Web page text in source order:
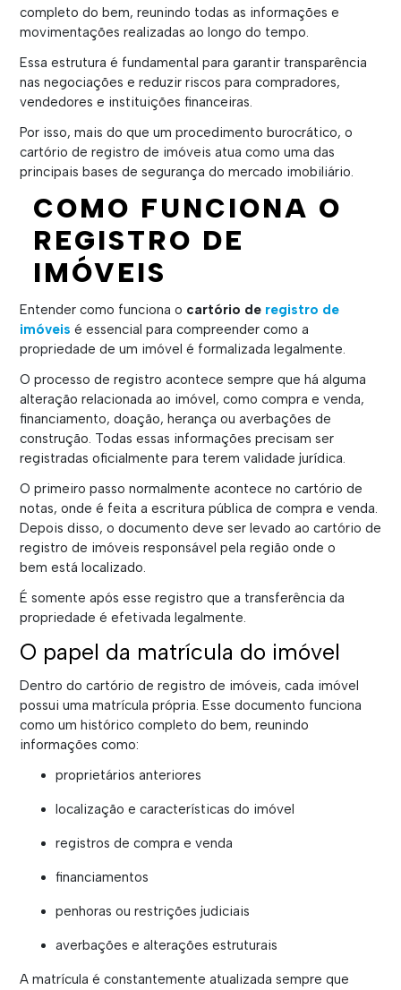
completo do bem, reunindo todas as informações e
movimentações realizadas ao longo do tempo.
Essa estrutura é fundamental para garantir transparência
nas negociações e reduzir riscos para compradores,
vendedores e instituições financeiras.
Por isso, mais do que um procedimento burocrático, o
cartório de registro de imóveis atua como uma das
principais bases de segurança do mercado imobiliário.
COMO FUNCIONA O
REGISTRO DE
IMÓVEIS
Entender como funciona o cartório de registro de
imóveis é essencial para compreender como a
propriedade de um imóvel é formalizada legalmente.
O processo de registro acontece sempre que há alguma
alteração relacionada ao imóvel, como compra e venda,
financiamento, doação, herança ou averbações de
construção. Todas essas informações precisam ser
registradas oficialmente para terem validade jurídica.
O primeiro passo normalmente acontece no cartório de
notas, onde é feita a escritura pública de compra e venda.
Depois disso, o documento deve ser levado ao cartório de
registro de imóveis responsável pela região onde o
bem está localizado.
É somente após esse registro que a transferência da
propriedade é efetivada legalmente.
O papel da matrícula do imóvel
Dentro do cartório de registro de imóveis, cada imóvel
possui uma matrícula própria. Esse documento funciona
como um histórico completo do bem, reunindo
informações como:
proprietários anteriores
localização e características do imóvel
registros de compra e venda
financiamentos
penhoras ou restrições judiciais
averbações e alterações estruturais
A matrícula é constantemente atualizada sempre que